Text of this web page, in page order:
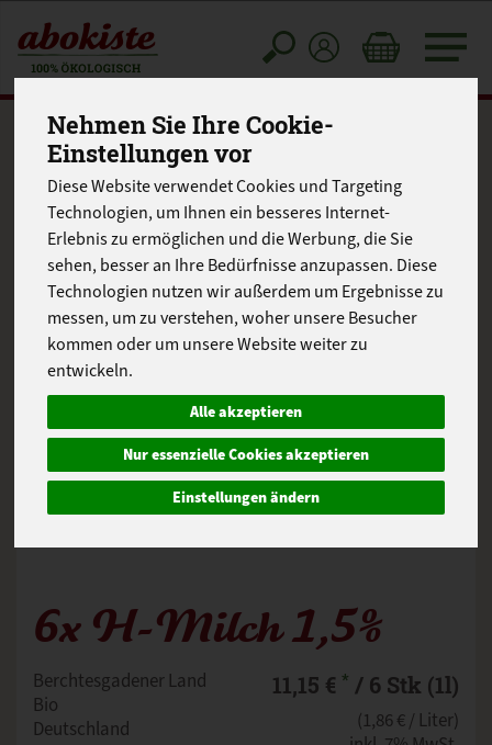
Nehmen Sie Ihre Cookie-
Einstellungen vor
Diese Website verwendet Cookies und Targeting
Technologien, um Ihnen ein besseres Internet-
Erlebnis zu ermöglichen und die Werbung, die Sie
sehen, besser an Ihre Bedürfnisse anzupassen. Diese
Technologien nutzen wir außerdem um Ergebnisse zu
messen, um zu verstehen, woher unsere Besucher
kommen oder um unsere Website weiter zu
entwickeln.
Alle akzeptieren
Nur essenzielle Cookies akzeptieren
Einstellungen ändern
6x H-Milch 1,5%
Berchtesgadener Land
Bio
Deutschland
11,15 € * / 6 Stk (1l)
(1,86 € / Liter)
Toggle